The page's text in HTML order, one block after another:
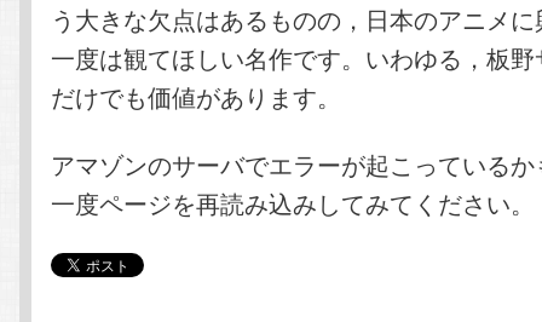
う大きな欠点はあるものの，日本のアニメ
一度は観てほしい名作です。いわゆる，板
だけでも価値があります。
アマゾンのサーバでエラーが起こっている
一度ページを再読み込みしてみてください。